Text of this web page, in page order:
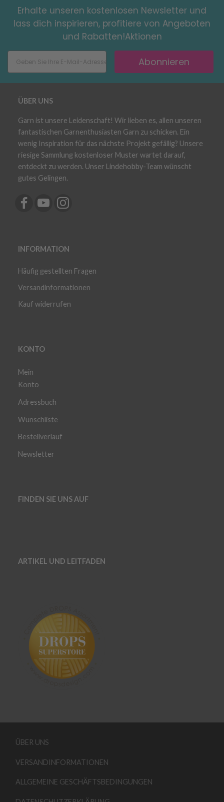
Erhalte unseren kostenlosen Newsletter und
lass dich inspirieren, profitiere von Angeboten
und Rabatten!Aktionen
Abonnieren
ÜBER UNS
Garn ist unsere Leidenschaft! Wir lieben es, allen unseren
fantastischen Garnenthusiasten Garn zu schicken. Ein
wenig Inspiration für das nächste Projekt gefällig? Unsere
riesige Sammlung kostenloser Muster wartet darauf,
entdeckt zu werden. Unser Lindehobby-Team wünscht
gutes Gelingen.
INFORMATION
Häufig gestellten Fragen
Versandinformationen
Kauf widerrufen
KONTO
Mein
Konto
Adressbuch
Wunschliste
Bestellverlauf
Newsletter
FINDEN SIE UNS AUF
ARTIKEL UND LEITFADEN
ÜBER UNS
VERSANDINFORMATIONEN
ALLGEMEINE GESCHÄFTSBEDINGUNGEN